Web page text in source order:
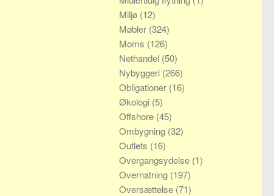
Miljø (12)
Møbler (324)
Moms (126)
Nethandel (50)
Nybyggeri (266)
Obligationer (16)
Økologi (5)
Offshore (45)
Ombygning (32)
Outlets (16)
Overgangsydelse (1)
Overnatning (197)
Oversættelse (71)